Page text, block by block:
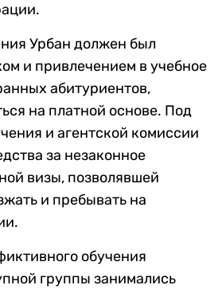
Урбан должен был
и привлечением в учебное
абитуриентов,
на платной основе. Под
и агентской комиссии
за незаконное
визы, позволявшей
и пребывать на
обучения
группы занимались